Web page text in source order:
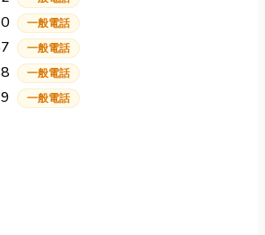
一般電話
一般電話
一般電話
一般電話